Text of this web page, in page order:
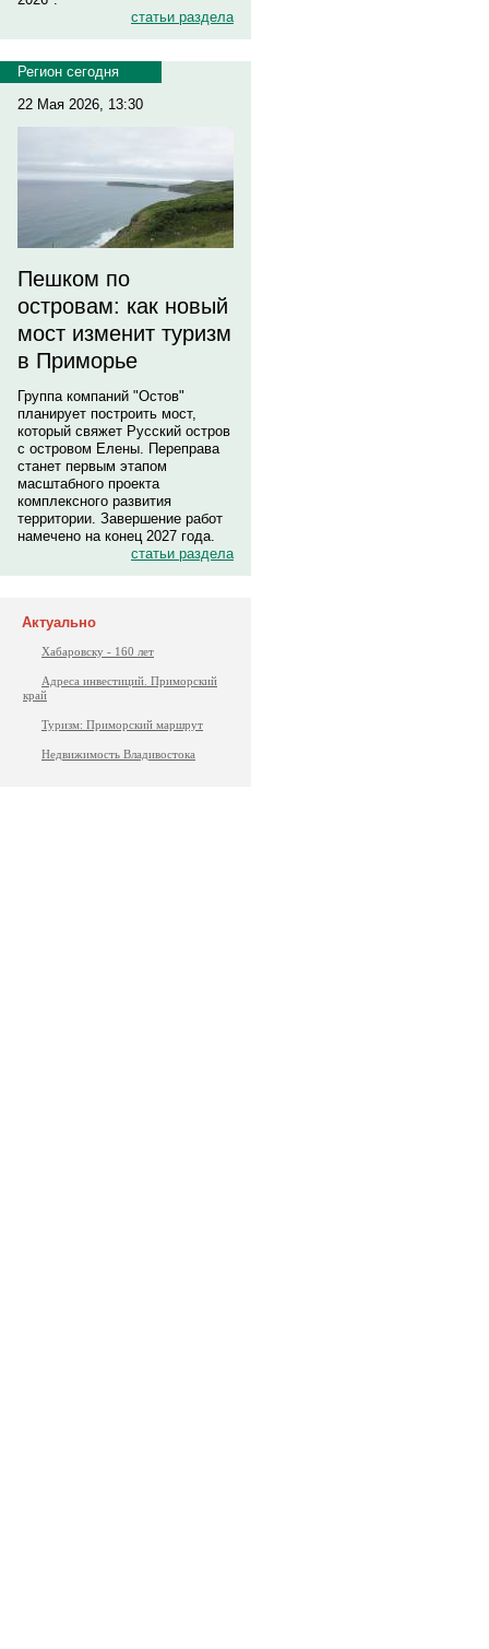
статьи раздела
Регион сегодня
22 Мая 2026, 13:30
Пешком по
островам: как новый
мост изменит туризм
в Приморье
Группа компаний "Остов"
планирует построить мост,
который свяжет Русский остров
с островом Елены. Переправа
станет первым этапом
масштабного проекта
комплексного развития
территории. Завершение работ
намечено на конец 2027 года.
статьи раздела
Актуально
Хабаровску - 160 лет
Адреса инвестиций. Приморский
край
Туризм: Приморский маршрут
Недвижимость Владивостока